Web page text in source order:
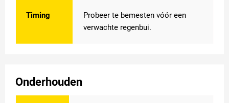
Timing
Probeer te bemesten vóór een
verwachte regenbui.
Onderhouden